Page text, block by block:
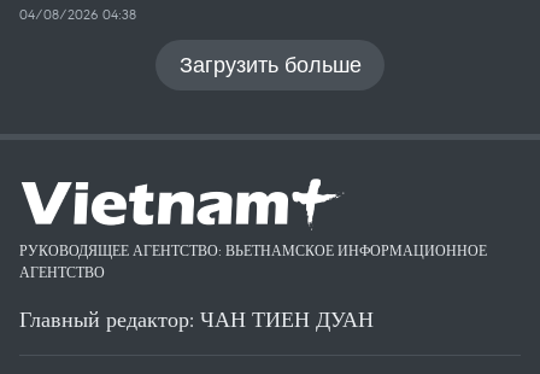
04/08/2026 04:38
Загрузить больше
РУКОВОДЯЩЕЕ АГЕНТСТВО: ВЬЕТНАМСКОЕ ИНФОРМАЦИОННОЕ
АГЕНТСТВО
Главный редактор: ЧАН ТИЕН ДУАН